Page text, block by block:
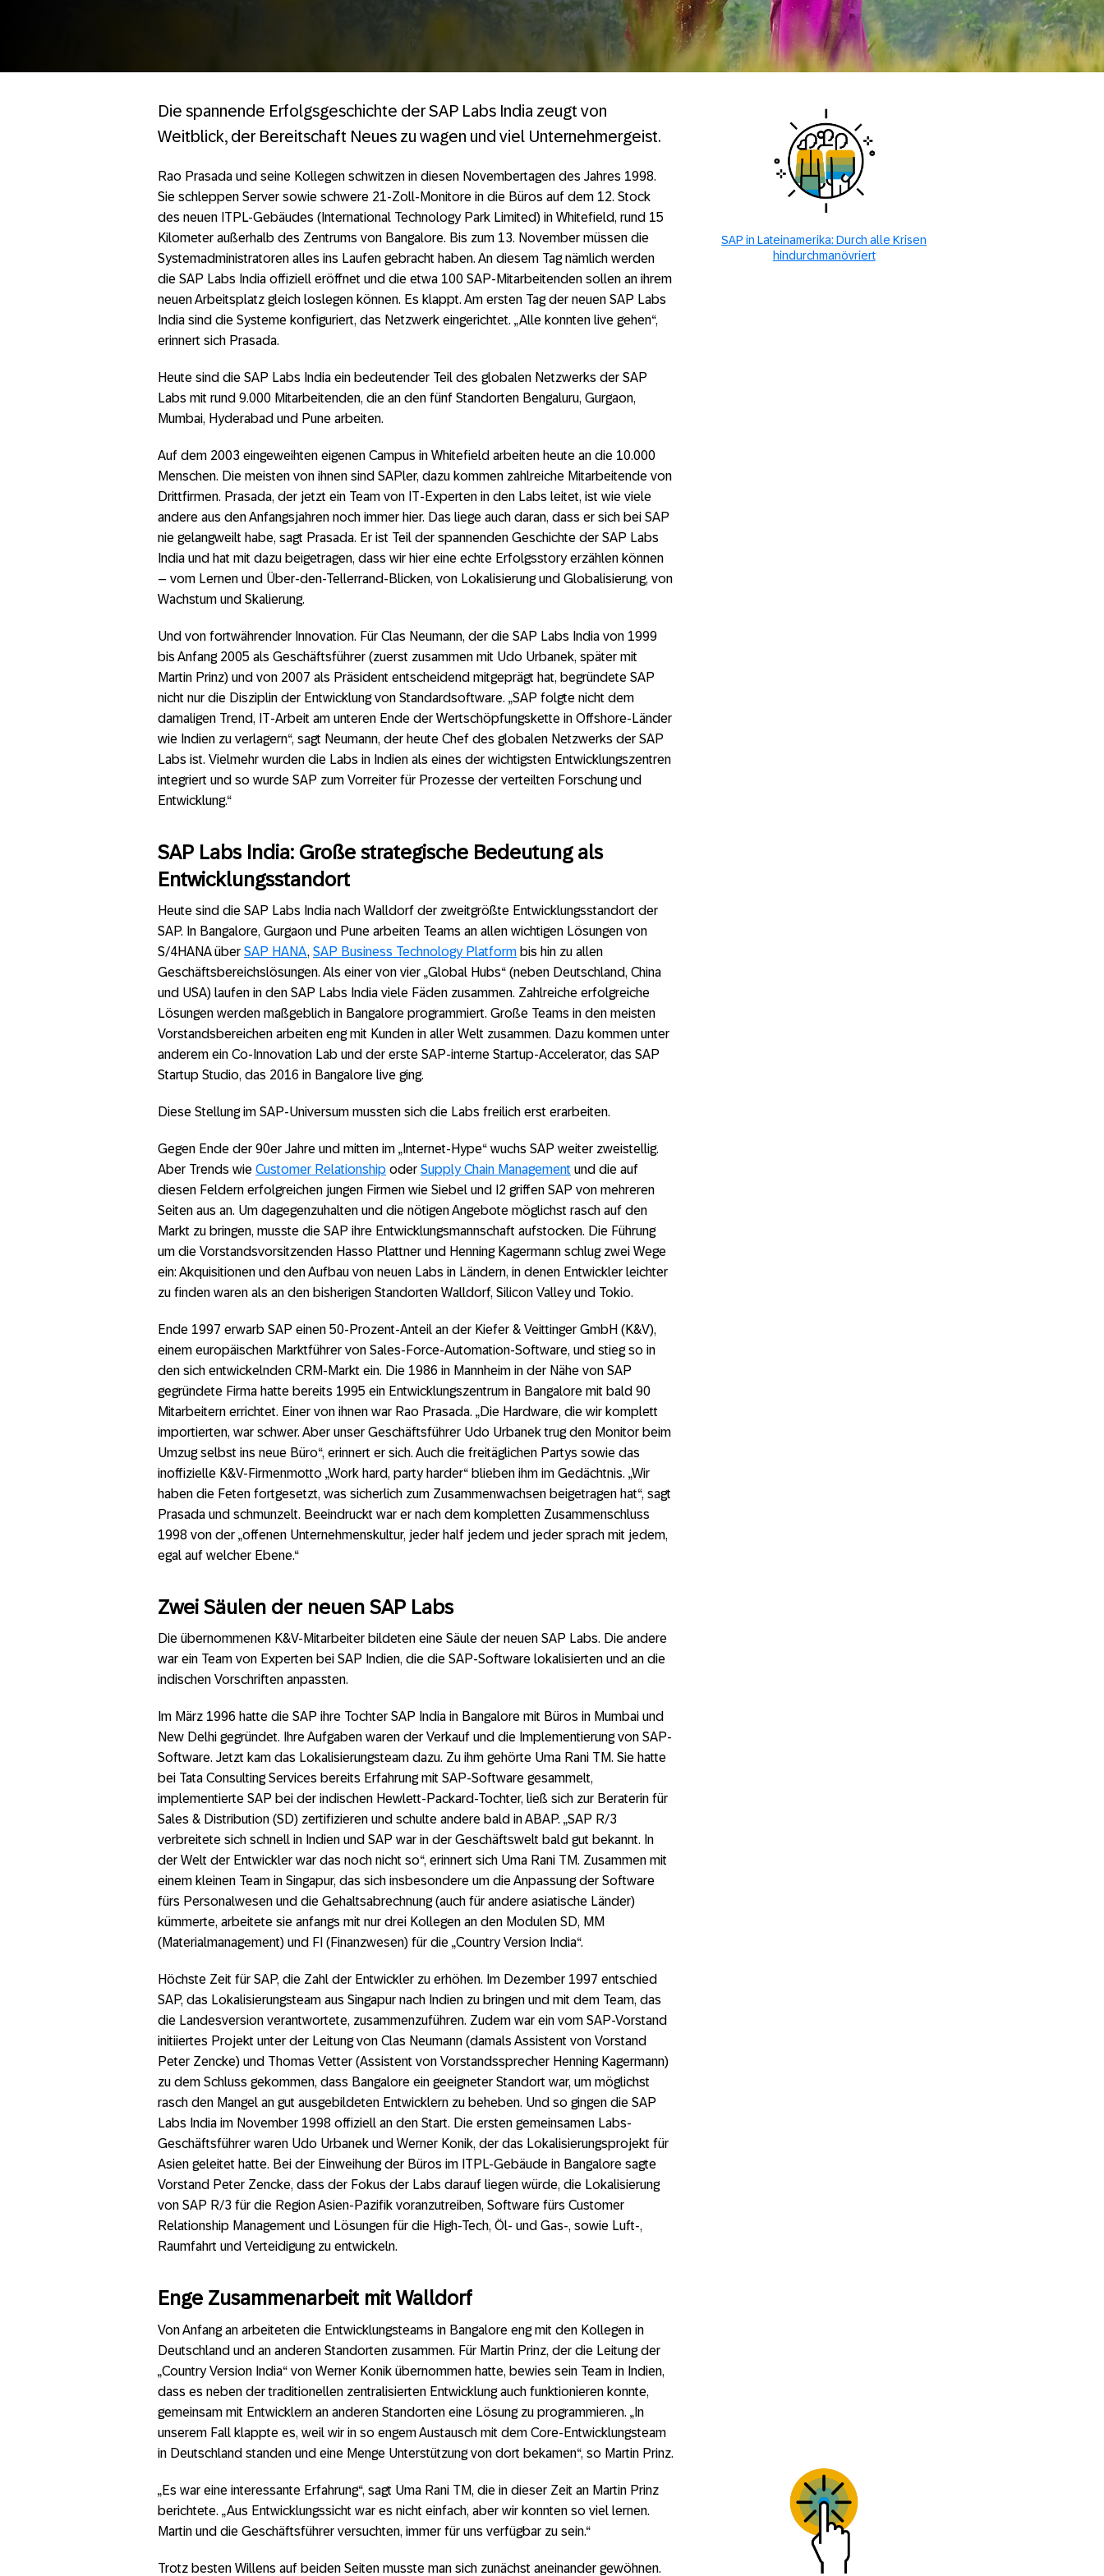
Die spannende Erfolgsgeschichte der SAP Labs India zeugt von
Weitblick, der Bereitschaft Neues zu wagen und viel Unternehmergeist.
Rao Prasada und seine Kollegen schwitzen in diesen Novembertagen des Jahres 1998.
Sie schleppen Server sowie schwere 21-Zoll-Monitore in die Büros auf dem 12. Stock
des neuen ITPL-Gebäudes (International Technology Park Limited) in Whitefield, rund 15
Kilometer außerhalb des Zentrums von Bangalore. Bis zum 13. November müssen die
Systemadministratoren alles ins Laufen gebracht haben. An diesem Tag nämlich werden
die SAP Labs India offiziell eröffnet und die etwa 100 SAP-Mitarbeitenden sollen an ihrem
neuen Arbeitsplatz gleich loslegen können. Es klappt. Am ersten Tag der neuen SAP Labs
India sind die Systeme konfiguriert, das Netzwerk eingerichtet. „Alle konnten live gehen“,
erinnert sich Prasada.
Heute sind die SAP Labs India ein bedeutender Teil des globalen Netzwerks der SAP
Labs mit rund 9.000 Mitarbeitenden, die an den fünf Standorten Bengaluru, Gurgaon,
Mumbai, Hyderabad und Pune arbeiten.
Auf dem 2003 eingeweihten eigenen Campus in Whitefield arbeiten heute an die 10.000
Menschen. Die meisten von ihnen sind SAPler, dazu kommen zahlreiche Mitarbeitende von
Drittfirmen. Prasada, der jetzt ein Team von IT-Experten in den Labs leitet, ist wie viele
andere aus den Anfangsjahren noch immer hier. Das liege auch daran, dass er sich bei SAP
nie gelangweilt habe, sagt Prasada. Er ist Teil der spannenden Geschichte der SAP Labs
India und hat mit dazu beigetragen, dass wir hier eine echte Erfolgsstory erzählen können
– vom Lernen und Über-den-Tellerrand-Blicken, von Lokalisierung und Globalisierung, von
Wachstum und Skalierung.
Und von fortwährender Innovation. Für Clas Neumann, der die SAP Labs India von 1999
bis Anfang 2005 als Geschäftsführer (zuerst zusammen mit Udo Urbanek, später mit
Martin Prinz) und von 2007 als Präsident entscheidend mitgeprägt hat, begründete SAP
nicht nur die Disziplin der Entwicklung von Standardsoftware. „SAP folgte nicht dem
damaligen Trend, IT-Arbeit am unteren Ende der Wertschöpfungskette in Offshore-Länder
wie Indien zu verlagern“, sagt Neumann, der heute Chef des globalen Netzwerks der SAP
Labs ist. Vielmehr wurden die Labs in Indien als eines der wichtigsten Entwicklungszentren
integriert und so wurde SAP zum Vorreiter für Prozesse der verteilten Forschung und
Entwicklung.“
SAP Labs India: Große strategische Bedeutung als
Entwicklungsstandort
Heute sind die SAP Labs India nach Walldorf der zweitgrößte Entwicklungsstandort der
SAP. In Bangalore, Gurgaon und Pune arbeiten Teams an allen wichtigen Lösungen von
S/4HANA über SAP HANA, SAP Business Technology Platform bis hin zu allen
Geschäftsbereichslösungen. Als einer von vier „Global Hubs“ (neben Deutschland, China
und USA) laufen in den SAP Labs India viele Fäden zusammen. Zahlreiche erfolgreiche
Lösungen werden maßgeblich in Bangalore programmiert. Große Teams in den meisten
Vorstandsbereichen arbeiten eng mit Kunden in aller Welt zusammen. Dazu kommen unter
anderem ein Co-Innovation Lab und der erste SAP-interne Startup-Accelerator, das SAP
Startup Studio, das 2016 in Bangalore live ging.
Diese Stellung im SAP-Universum mussten sich die Labs freilich erst erarbeiten.
Gegen Ende der 90er Jahre und mitten im „Internet-Hype“ wuchs SAP weiter zweistellig.
Aber Trends wie Customer Relationship oder Supply Chain Management und die auf
diesen Feldern erfolgreichen jungen Firmen wie Siebel und I2 griffen SAP von mehreren
Seiten aus an. Um dagegenzuhalten und die nötigen Angebote möglichst rasch auf den
Markt zu bringen, musste die SAP ihre Entwicklungsmannschaft aufstocken. Die Führung
um die Vorstandsvorsitzenden Hasso Plattner und Henning Kagermann schlug zwei Wege
ein: Akquisitionen und den Aufbau von neuen Labs in Ländern, in denen Entwickler leichter
zu finden waren als an den bisherigen Standorten Walldorf, Silicon Valley und Tokio.
Ende 1997 erwarb SAP einen 50-Prozent-Anteil an der Kiefer & Veittinger GmbH (K&V),
einem europäischen Marktführer von Sales-Force-Automation-Software, und stieg so in
den sich entwickelnden CRM-Markt ein. Die 1986 in Mannheim in der Nähe von SAP
gegründete Firma hatte bereits 1995 ein Entwicklungszentrum in Bangalore mit bald 90
Mitarbeitern errichtet. Einer von ihnen war Rao Prasada. „Die Hardware, die wir komplett
importierten, war schwer. Aber unser Geschäftsführer Udo Urbanek trug den Monitor beim
Umzug selbst ins neue Büro“, erinnert er sich. Auch die freitäglichen Partys sowie das
inoffizielle K&V-Firmenmotto „Work hard, party harder“ blieben ihm im Gedächtnis. „Wir
haben die Feten fortgesetzt, was sicherlich zum Zusammenwachsen beigetragen hat“, sagt
Prasada und schmunzelt. Beeindruckt war er nach dem kompletten Zusammenschluss
1998 von der „offenen Unternehmenskultur, jeder half jedem und jeder sprach mit jedem,
egal auf welcher Ebene.“
Zwei Säulen der neuen SAP Labs
Die übernommenen K&V-Mitarbeiter bildeten eine Säule der neuen SAP Labs. Die andere
war ein Team von Experten bei SAP Indien, die die SAP-Software lokalisierten und an die
indischen Vorschriften anpassten.
Im März 1996 hatte die SAP ihre Tochter SAP India in Bangalore mit Büros in Mumbai und
New Delhi gegründet. Ihre Aufgaben waren der Verkauf und die Implementierung von SAP-
Software. Jetzt kam das Lokalisierungsteam dazu. Zu ihm gehörte Uma Rani TM. Sie hatte
bei Tata Consulting Services bereits Erfahrung mit SAP-Software gesammelt,
implementierte SAP bei der indischen Hewlett-Packard-Tochter, ließ sich zur Beraterin für
Sales & Distribution (SD) zertifizieren und schulte andere bald in ABAP. „SAP R/3
verbreitete sich schnell in Indien und SAP war in der Geschäftswelt bald gut bekannt. In
der Welt der Entwickler war das noch nicht so“, erinnert sich Uma Rani TM. Zusammen mit
einem kleinen Team in Singapur, das sich insbesondere um die Anpassung der Software
fürs Personalwesen und die Gehaltsabrechnung (auch für andere asiatische Länder)
kümmerte, arbeitete sie anfangs mit nur drei Kollegen an den Modulen SD, MM
(Materialmanagement) und FI (Finanzwesen) für die „Country Version India“.
Höchste Zeit für SAP, die Zahl der Entwickler zu erhöhen. Im Dezember 1997 entschied
SAP, das Lokalisierungsteam aus Singapur nach Indien zu bringen und mit dem Team, das
die Landesversion verantwortete, zusammenzuführen. Zudem war ein vom SAP-Vorstand
initiiertes Projekt unter der Leitung von Clas Neumann (damals Assistent von Vorstand
Peter Zencke) und Thomas Vetter (Assistent von Vorstandssprecher Henning Kagermann)
zu dem Schluss gekommen, dass Bangalore ein geeigneter Standort war, um möglichst
rasch den Mangel an gut ausgebildeten Entwicklern zu beheben. Und so gingen die SAP
Labs India im November 1998 offiziell an den Start. Die ersten gemeinsamen Labs-
Geschäftsführer waren Udo Urbanek und Werner Konik, der das Lokalisierungsprojekt für
Asien geleitet hatte. Bei der Einweihung der Büros im ITPL-Gebäude in Bangalore sagte
Vorstand Peter Zencke, dass der Fokus der Labs darauf liegen würde, die Lokalisierung
von SAP R/3 für die Region Asien-Pazifik voranzutreiben, Software fürs Customer
Relationship Management und Lösungen für die High-Tech, Öl- und Gas-, sowie Luft-,
Raumfahrt und Verteidigung zu entwickeln.
Enge Zusammenarbeit mit Walldorf
Von Anfang an arbeiteten die Entwicklungsteams in Bangalore eng mit den Kollegen in
Deutschland und an anderen Standorten zusammen. Für Martin Prinz, der die Leitung der
„Country Version India“ von Werner Konik übernommen hatte, bewies sein Team in Indien,
dass es neben der traditionellen zentralisierten Entwicklung auch funktionieren konnte,
gemeinsam mit Entwicklern an anderen Standorten eine Lösung zu programmieren. „In
unserem Fall klappte es, weil wir in so engem Austausch mit dem Core-Entwicklungsteam
in Deutschland standen und eine Menge Unterstützung von dort bekamen“, so Martin Prinz.
„Es war eine interessante Erfahrung“, sagt Uma Rani TM, die in dieser Zeit an Martin Prinz
berichtete. „Aus Entwicklungssicht war es nicht einfach, aber wir konnten so viel lernen.
Martin und die Geschäftsführer versuchten, immer für uns verfügbar zu sein.“
Trotz besten Willens auf beiden Seiten musste man sich zunächst aneinander gewöhnen.
SAP in Lateinamerika: Durch alle Krisen
hindurchmanövriert